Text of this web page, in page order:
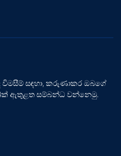
සඳහා, කරුණාකර ඔබගේ
ඇතුළත සම්බන්ධ වන්නෙමු.